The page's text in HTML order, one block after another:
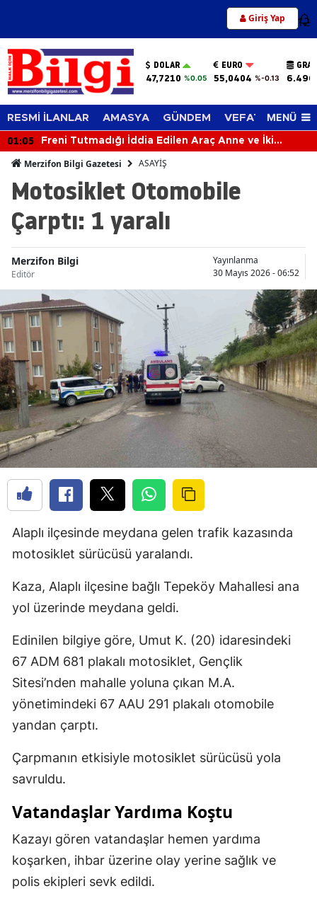
Giriş Yap 12
DOLAR
47,7210 %0.05
EURO
55,0404 %-0.13
RESMİ İLANLAR AMASYA GÜNDEM VEFAT EDENLER
MENÜ
01:05
Freni Tutmadığı İddia Edilen Araç Anne ve İki
Merzifon Bilgi Gazetesi ASAYİŞ
Motosiklet Otomobile
Çarptı: 1 yaralı
Merzifon Bilgi
Editör
Yayınlanma
30 Mayıs 2026 - 06:52
Alaplı ilçesinde meydana gelen trafik kazasında
motosiklet sürücüsü yaralandı.
Kaza, Alaplı ilçesine bağlı Tepeköy Mahallesi ana
yol üzerinde meydana geldi.
Edinilen bilgiye göre, Umut K. (20) idaresindeki
67 ADM 681 plakalı motosiklet, Gençlik
Sitesi’nden mahalle yoluna çıkan M.A.
yönetimindeki 67 AAU 291 plakalı otomobile
yandan çarptı.
Çarpmanın etkisiyle motosiklet sürücüsü yola
savruldu.
Vatandaşlar Yardıma Koştu
Kazayı gören vatandaşlar hemen yardıma
koşarken, ihbar üzerine olay yerine sağlık ve
polis ekipleri sevk edildi.